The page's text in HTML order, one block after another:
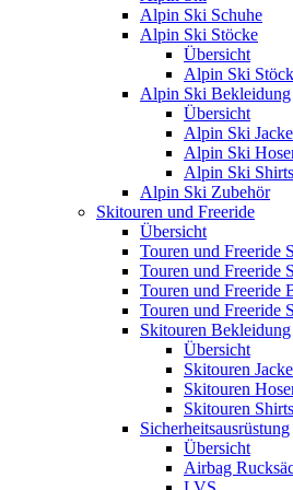
Alpin Ski Schuhe
Alpin Ski Stöcke
Übersicht
Alpin Ski
Alpin Ski Bekleidung
Übersicht
Alpin Ski
Alpin Ski
Alpin Ski Shirts
Alpin Ski Zubehör
Skitouren und Freeride
Übersicht
Touren und Freeride
Touren und Freeride
Touren und Freeride
Touren und Freeride
Skitouren Bekleidung
Übersicht
Skitouren
Skitouren
Skitouren Shirts
Sicherheitsausrüstung
Übersicht
Airbag